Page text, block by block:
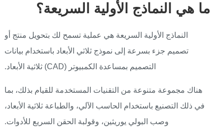
ما هي النماذج الأولية السريعة؟
النماذج الأولية السريعة هي عملية تسمح لك بتحويل منتج أو
تصميم جزء بسرعة إلى نموذج ثلاثي الأبعاد باستخدام بيانات
التصميم بمساعدة الكمبيوتر (CAD) ثلاثية الأبعاد.
هناك مجموعة متنوعة من التقنيات المستخدمة للقيام بذلك، بما
في ذلك التصنيع باستخدام الحاسب الآلي، والطباعة ثلاثية الأبعاد،
وصب البولي يوريثين، وقولبة الحقن السريع للأدوات.